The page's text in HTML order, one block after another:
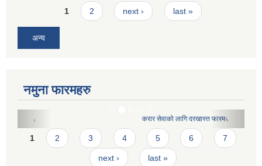
Pages1 2 next › last »
अन्य
नमुना फारमहरु
करार सेवाको लागि दरखास्त फारमः
Pages
1 2 3 4 5 6 7
next › last »